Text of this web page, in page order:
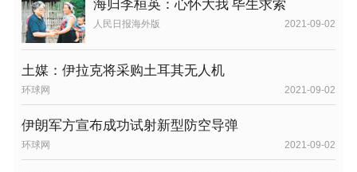
海归李桓英：心怀大我 毕生求索
人民日报海外版 2021-09-02
土媒：伊拉克将采购土耳其无人机
环球网 2021-09-02
伊朗军方宣布成功试射新型防空导弹
环球网 2021-09-02